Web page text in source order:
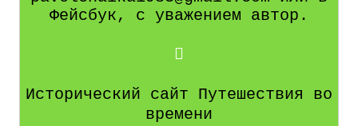
Фейсбук, с уважением автор.
Исторический сайт Путешествия во
времени